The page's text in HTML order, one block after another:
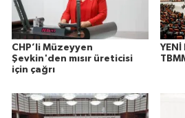
CHP’li Müzeyyen
Şevkin'den mısır üreticisi
için çağrı